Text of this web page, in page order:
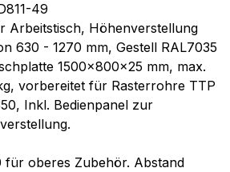
49
Arbeitstisch, Höhenverstellung
630 - 1270 mm, Gestell RAL7035
1500x800x25 mm, max.
vorbereitet für Rasterrohre TTP
Inkl. Bedienpanel zur
für oberes Zubehör. Abstand